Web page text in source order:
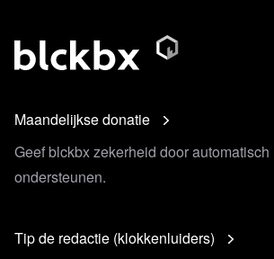
Maandelijkse donatie
Geef blckbx zekerheid door
ondersteunen.
Tip de redactie (klokkenluiders)